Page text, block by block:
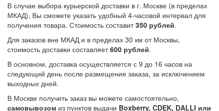
В случае выбора курьерской доставки в г. Москве (в пределах
МКАД), Вы сможете указать удобный 4-часовой интервал для
получения товара. Стоимость составит350 рублей.
Для заказов вне МКАД и в пределах 30 км от Москвы,
стоимость доставки составляет600 рублей.
В основном, доставка осуществляется с 9 до 16 часов на
следующий день после размещения заказа, за исключением
выходных дней.
В Москве получить заказ вы можете самостоятельно,
самовывозом из пунктов выдачи Boxberry, CDEK, DALLI или